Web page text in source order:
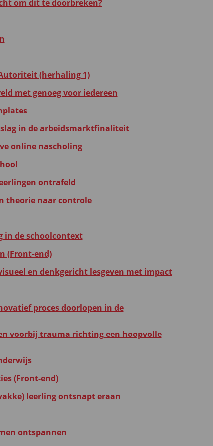
om dit te doorbreken?
(herhaling 1)
met genoeg voor iedereen
in de arbeidsmarktfinaliteit
online nascholing
ontrafeld
theorie naar controle
in de schoolcontext
(Front-end)
en denkgericht lesgeven met impact
proces doorlopen in de
voorbij trauma richting een hoopvolle
(Front-end)
leerling ontsnapt eraan
ontspannen